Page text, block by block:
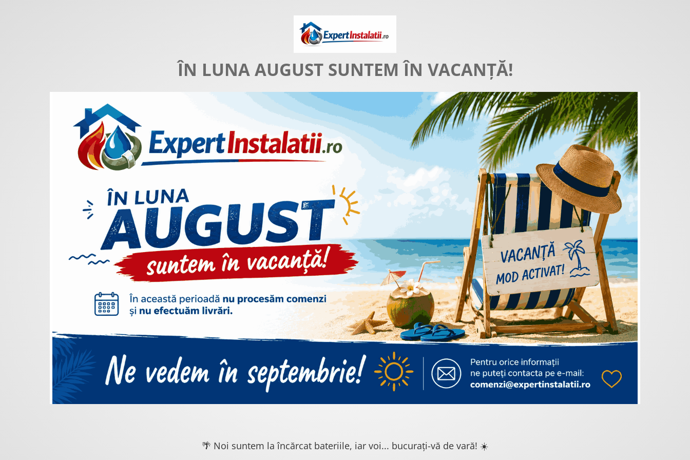
ÎN LUNA AUGUST SUNTEM ÎN VACANȚĂ!
🌴 Noi suntem la încărcat bateriile, iar voi... bucurați-vă de vară! ☀️